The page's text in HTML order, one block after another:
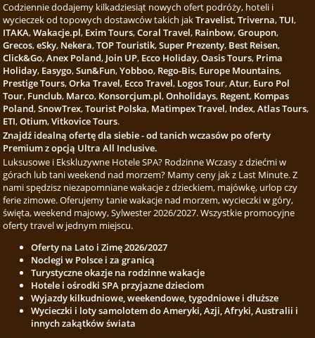
Codziennie dodajemy kilkadziesiąt nowych ofert podróży, hoteli i
wycieczek od topowych dostawców takich jakTravelist,Triverna,TUI,
ITAKA,Wakacje.pl, Exim Tours,Coral Travel, Rainbow,Groupon,
Grecos,eSky, Nekera,TOP Touristik,Super Prezenty, Best Reisen,
Click&Go,Anex Poland, Join UP, Ecco Holiday,Oasis Tours, Prima
Holiday, Easygo,Sun&Fun,Yobboo, Rego-Bis, Europe Mountains,
Prestige Tours,Orka Travel, Ecco Travel, Logos Tour,Atur, Euro Pol
Tour, Funclub, Marco, Konsorcjum.pl,Onholidays, Regent, Kompas
Poland,SnowTrex,Tourist Polska, Matimpex Travel, Index,Atlas Tours,
ETI,Otium,Vitkovice Tours.
Znajdź idealną ofertę dla siebie - od tanich wczasów po oferty
Premium z opcją Ultra All Inclusive.
Luksusowe i Ekskluzywne Hotele SPA? Rodzinne Wczasy z dziećmi w
górach lub tani weekend nad morzem? Mamy ceny jak z Last Minute. Z
nami spędzisz niezapomniane wakacje z dzieckiem, majówkę, urlop czy
ferie zimowe. Oferujemy tanie wakacje nad morzem, wycieczki w góry,
święta, weekend majowy, Sylwester 2026/2027. Wszystkie promocyjne
oferty travel w jednym miejscu.
Oferty na Lato i Zimę 2026/2027
Noclegi w Polsce i za granicą
Turystyczne okazje na rodzinne wakacje
Hotele i ośrodki SPA przyjazne dzieciom
Wyjazdy kilkudniowe, weekendowe, tygodniowe i dłuższe
Wycieczki i loty samolotem do Ameryki, Azji, Afryki, Australii i
innych zakątków świata